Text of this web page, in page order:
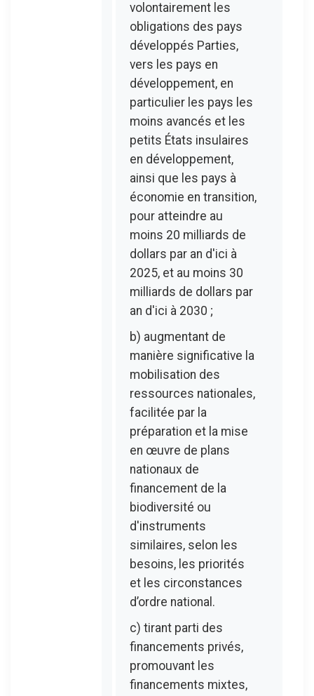
volontairement les
obligations des pays
développés Parties,
vers les pays en
développement, en
particulier les pays les
moins avancés et les
petits États insulaires
en développement,
ainsi que les pays à
économie en transition,
pour atteindre au
moins 20 milliards de
dollars par an d'ici à
2025, et au moins 30
milliards de dollars par
an d'ici à 2030 ;
b) augmentant de
manière significative la
mobilisation des
ressources nationales,
facilitée par la
préparation et la mise
en œuvre de plans
nationaux de
financement de la
biodiversité ou
d'instruments
similaires, selon les
besoins, les priorités
et les circonstances
d’ordre national.
c) tirant parti des
financements privés,
promouvant les
financements mixtes,